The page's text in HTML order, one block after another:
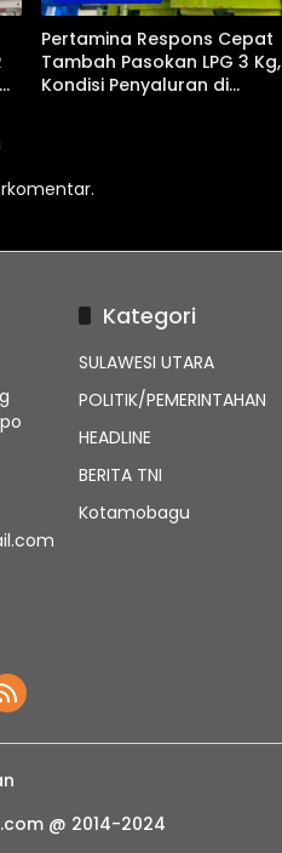
Pertamina Respons Cepat
Tambah Pasokan LPG 3 Kg,
Kondisi Penyaluran di
Kategori
SULAWESI UTARA
POLITIK/PEMERINTAHAN
HEADLINE
BERITA TNI
Kotamobagu
@ 2014-2024